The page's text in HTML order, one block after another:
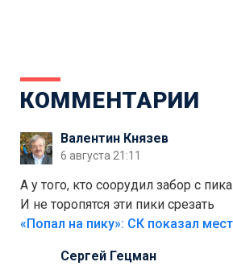
КОММЕНТАРИИ
Валентин Князев
6 августа 21:11
А у того, кто соорудил забор с
И не торопятся эти пики срезать
Сергей Гецман